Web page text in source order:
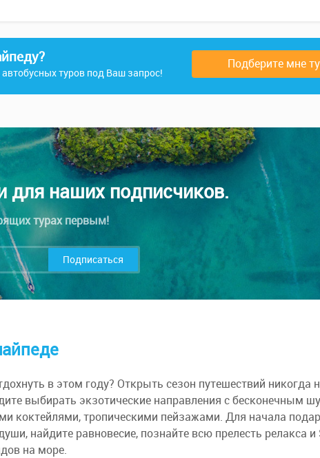
туров под Ваш запрос!
Подберите мне
для наших подписчиков.
турах первым!
Подписаться
в этом году? Открыть сезон путешествий никогда
выбирать экзотические направления с бесконечным
коктейлями, тропическими пейзажами. Для начала
найдите равновесие, познайте всю прелесть релакса и
на море.